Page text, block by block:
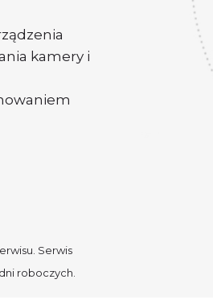
kamery i
Serwis
roboczych.